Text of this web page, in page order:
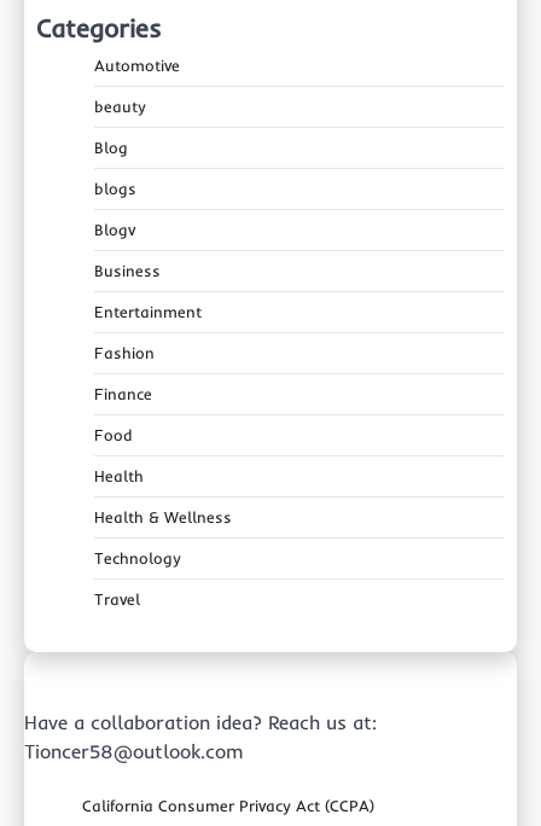
Categories
Automotive
beauty
Blog
blogs
Blogv
Business
Entertainment
Fashion
Finance
Food
Health
Health & Wellness
Technology
Travel
Have a collaboration idea? Reach us at:
Tioncer58@outlook.com
California Consumer Privacy Act (CCPA)